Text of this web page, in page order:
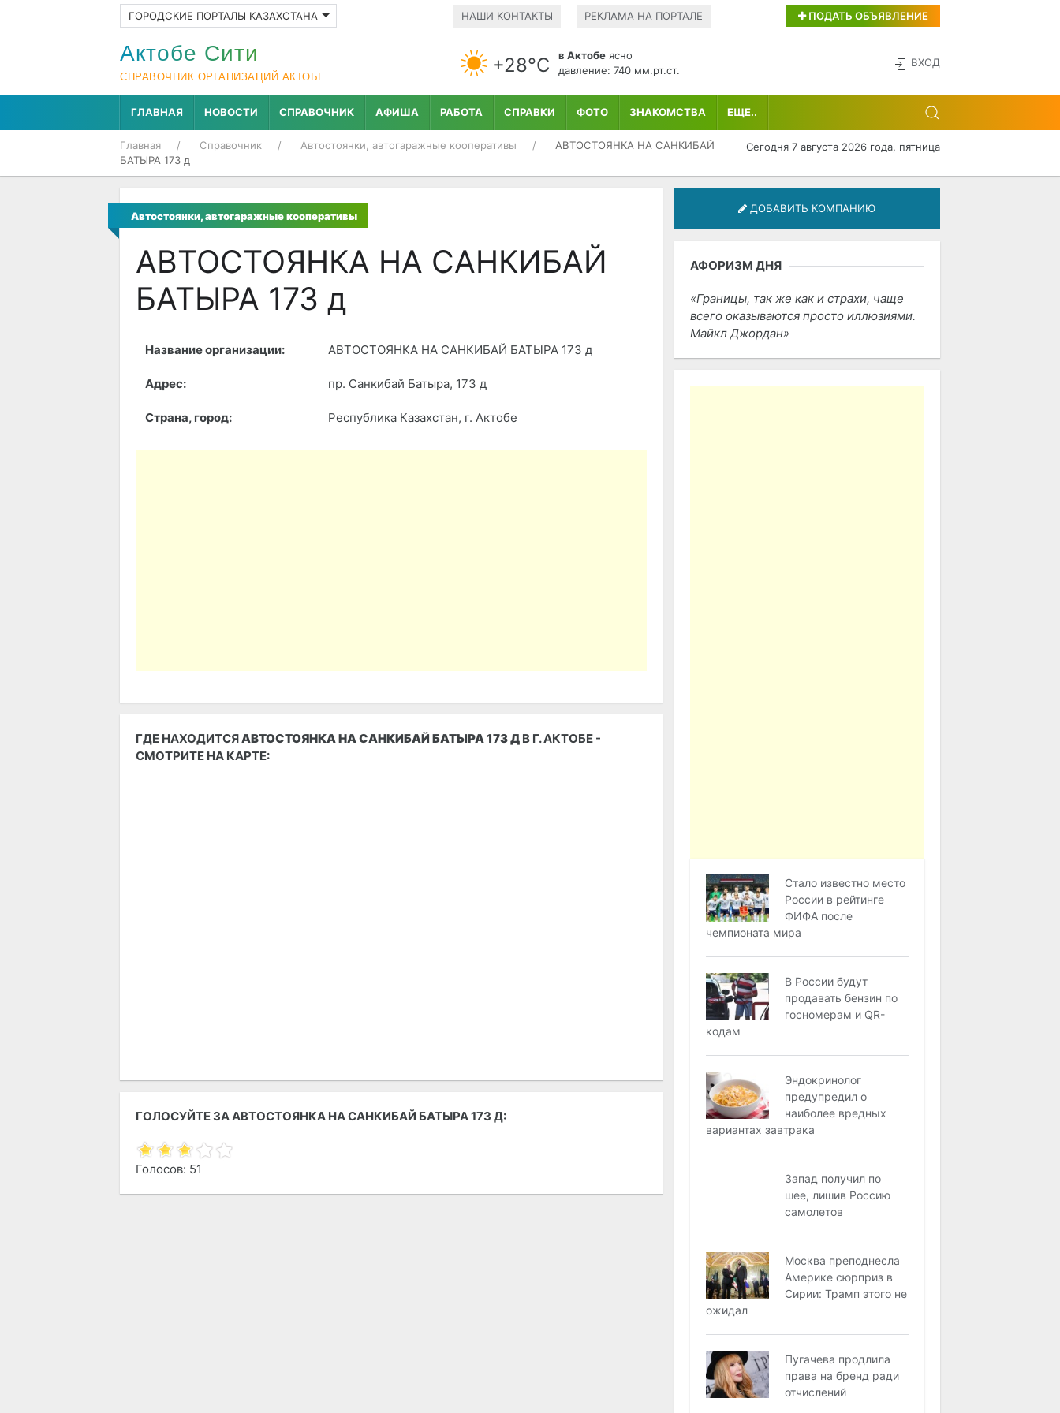
ГОРОДСКИЕ ПОРТАЛЫ КАЗАХСТАНА НАШИ КОНТАКТЫ РЕКЛАМА НА ПОРТАЛЕ ПОДАТЬ ОБЪЯВЛЕНИЕ
Актобе Cити
СПРАВОЧНИК ОРГАНИЗАЦИЙ АКТОБЕ
+28°С в Актобе ясно
давление: 740 мм.рт.ст.
ВХОД
ГЛАВНАЯ НОВОСТИ СПРАВОЧНИК АФИША РАБОТА СПРАВКИ ФОТО ЗНАКОМСТВА ЕЩЕ..
Главная Справочник Автостоянки, автогаражные кооперативы
АВТОСТОЯНКА НА САНКИБАЙ
БАТЫРА 173 д
Сегодня 7 августа 2026 года, пятница
Автостоянки, автогаражные кооперативы
АВТОСТОЯНКА НА САНКИБАЙ
БАТЫРА 173 д
Название организации: АВТОСТОЯНКА НА САНКИБАЙ БАТЫРА 173 д
Адрес: пр. Санкибай Батыра, 173 д
Страна, город: Республика Казахстан, г. Актобе
ГДЕ НАХОДИТСЯАВТОСТОЯНКА НА САНКИБАЙ БАТЫРА 173 Д В Г. АКТОБЕ -
СМОТРИТЕ НА КАРТЕ:
ГОЛОСУЙТЕ ЗА АВТОСТОЯНКА НА САНКИБАЙ БАТЫРА 173 Д:
Голосов: 51
ДОБАВИТЬ КОМПАНИЮ
АФОРИЗМ ДНЯ
Границы, так же как и страхи, чаще
всего оказываются просто иллюзиями.
Майкл Джордан
Стало известно место
России в рейтинге
ФИФА после
чемпионата мира
В России будут
продавать бензин по
госномерам и QR-
кодам
Эндокринолог
предупредил о
наиболее вредных
вариантах завтрака
Запад получил по
шее, лишив Россию
самолетов
Москва преподнесла
Америке сюрприз в
Сирии: Трамп этого не
ожидал
Пугачева продлила
права на бренд ради
отчислений